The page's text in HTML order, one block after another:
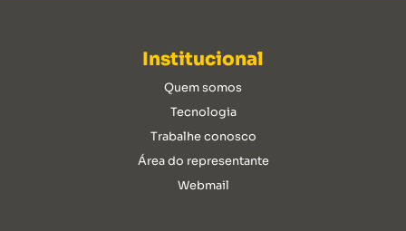
Institucional
Quem somos
Tecnologia
Trabalhe conosco
Área do representante
Webmail